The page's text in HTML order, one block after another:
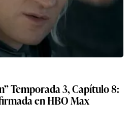
Temporada 3, Capítulo 8:
en HBO Max